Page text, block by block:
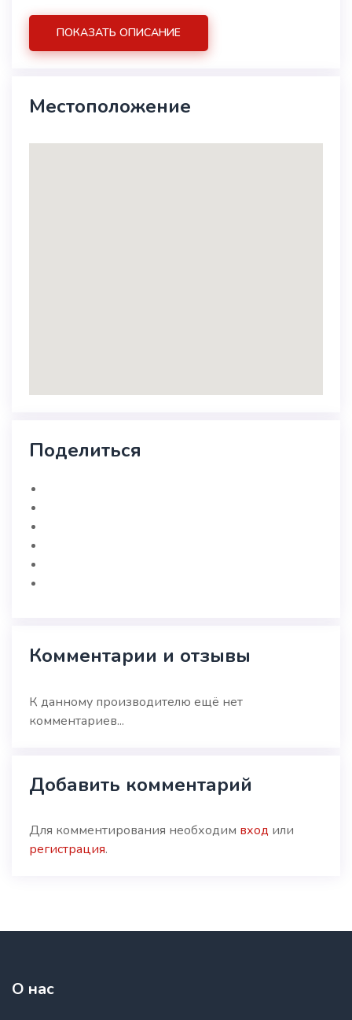
ПОКАЗАТЬ ОПИСАНИЕ
Местоположение
Поделиться
Комментарии и отзывы
К данному производителю ещё нет
комментариев...
Добавить комментарий
Для комментирования необходим вход или
регистрация.
О нас